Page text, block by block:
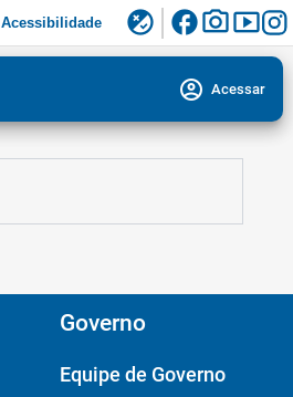
Acessibilidade flaky facebookphoto_camerasmart_display
account_circle Acessar
Governo
Equipe de Governo